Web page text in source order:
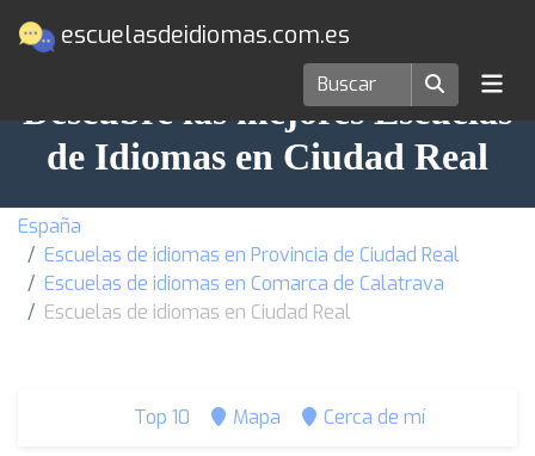
escuelasdeidiomas.com.es
Descubre las mejores Escuelas
de Idiomas en Ciudad Real
España
Escuelas de idiomas en Provincia de Ciudad Real
Escuelas de idiomas en Comarca de Calatrava
Escuelas de idiomas en Ciudad Real
Top 10 Mapa Cerca de mí